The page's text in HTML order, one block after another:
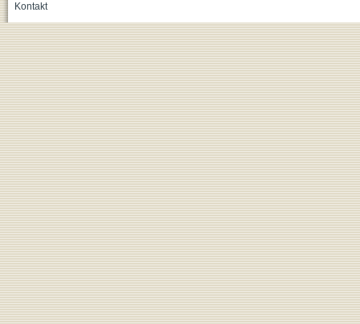
Kontakt